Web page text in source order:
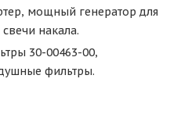
мощный генератор для
накала.
30-00463-00,
фильтры.